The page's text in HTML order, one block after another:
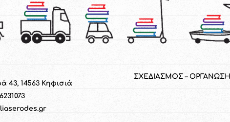
43, 14563 Κηφισιά
ΣΧΕΔΙΑΣΜΟΣ – ΟΡΓΑΝΩΣΗ